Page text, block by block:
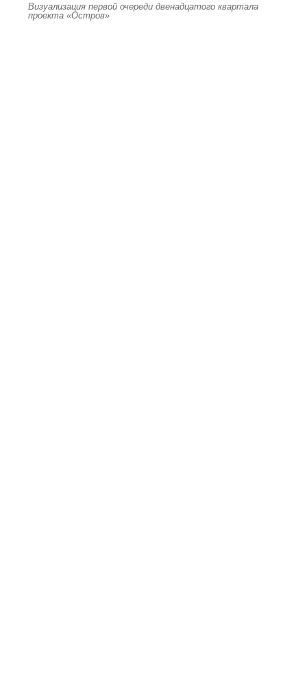
Визуализация первой очереди двенадцатого квартала
проекта «Остров»